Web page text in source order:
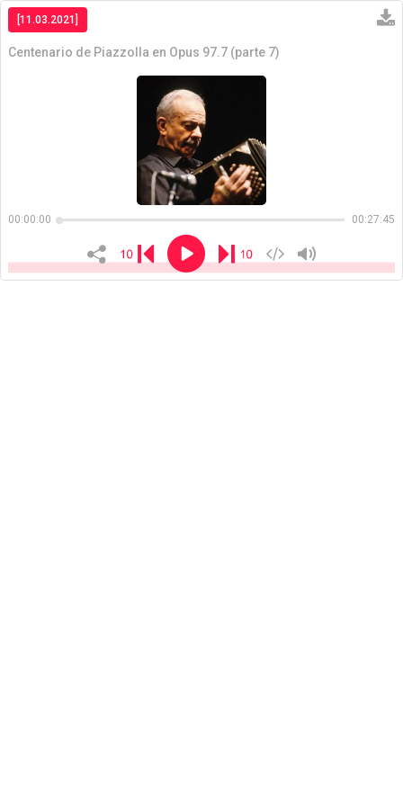
[11.03.2021]
Centenario de Piazzolla en Opus 97.7 (parte 7)
00:00:00 00:27:45